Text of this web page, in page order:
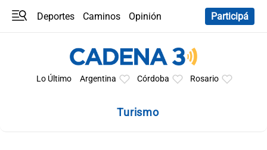
Deportes Caminos
Opinión
Participá
Lo Último Argentina Córdoba Rosario
Turismo